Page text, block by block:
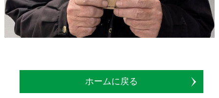
ホームに戻る